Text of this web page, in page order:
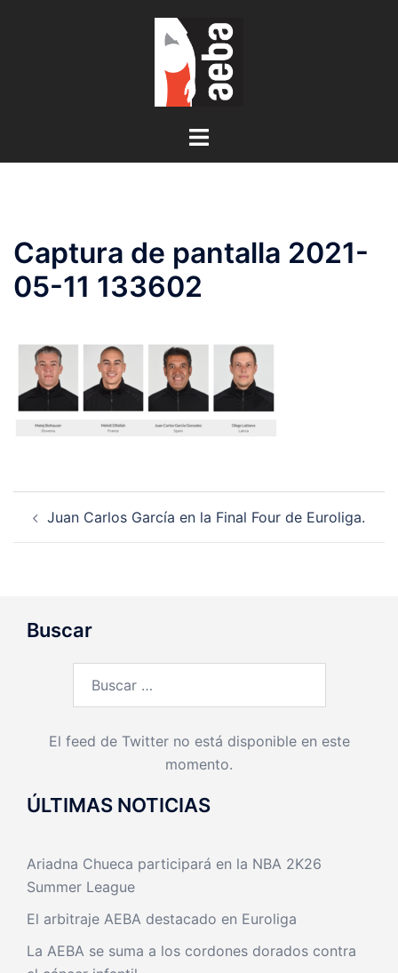
Alternar
Captura de pantalla 2021-
05-11 133602
de Juan Carlos García en la Final Four de Euroliga.
Buscar
El feed de Twitter no está disponible en este
momento.
ÚLTIMAS NOTICIAS
Ariadna Chueca participará en la NBA 2K26
Summer League
El arbitraje AEBA destacado en Euroliga
La AEBA se suma a los cordones dorados contra